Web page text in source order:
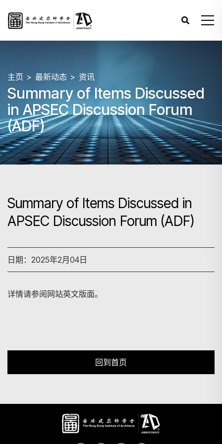
主页 最新动态 资讯
Summary of Items Discussed
in APSEC Discussion Forum
(ADF)
Summary of Items Discussed in
APSEC Discussion Forum (ADF)
日期：2025年2月04日
详情请参阅网站英文版面。
回到首页